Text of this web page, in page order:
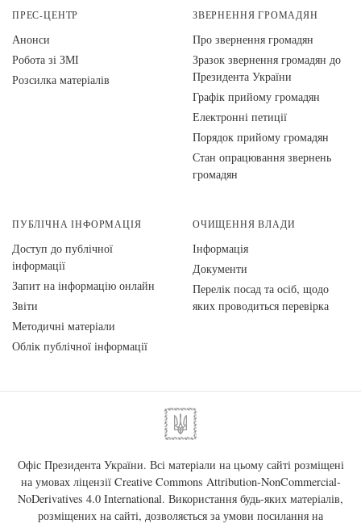
ПРЕС-ЦЕНТР
Анонси
Робота зі ЗМІ
Розсилка матеріалів
ЗВЕРНЕННЯ ГРОМАДЯН
Про звернення громадян
Зразок звернення громадян до
Президента України
Графік прийому громадян
Електронні петиції
Порядок прийому громадян
Стан опрацювання звернень
громадян
ПУБЛІЧНА ІНФОРМАЦІЯ
Доступ до публічної
інформації
Запит на інформацію онлайн
Звіти
Методичні матеріали
Облік публічної інформації
ОЧИЩЕННЯ ВЛАДИ
Інформація
Документи
Перелік посад та осіб, щодо
яких проводиться перевірка
Офіс Президента України. Всі матеріали на цьому сайті розміщені
на умовах ліцензії Creative Commons Attribution-NonCommercial-
NoDerivatives 4.0 International. Використання будь-яких матеріалів,
розміщених на сайті, дозволяється за умови посилання на